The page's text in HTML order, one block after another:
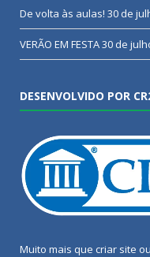
De volta às aulas! 30 de
VERÃO EM FESTA30 de
DESENVOLVIDO POR
Muito mais que criar site ou